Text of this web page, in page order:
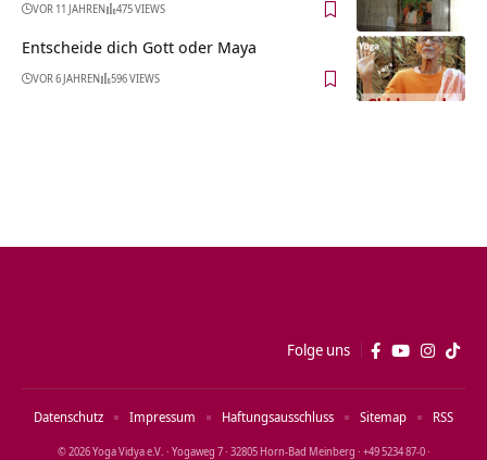
VOR 11 JAHREN 475 VIEWS
Entscheide dich Gott oder Maya
VOR 6 JAHREN 596 VIEWS
Folge uns
© 2026 Yoga Vidya e.V. · Yogaweg 7 · 32805 Horn‑Bad Meinberg · +49 5234 87‑0 ·
Datenschutz Impressum Haftungsausschluss Sitemap RSS